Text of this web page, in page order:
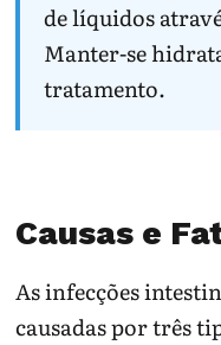
Sinal
O
Diarreia e
Boca seca,
tontura,
pouca urina
de líquidos
Manter-se
tratamento.
Causas e
As infecções
causadas por três